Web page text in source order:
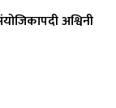
अश्विनी